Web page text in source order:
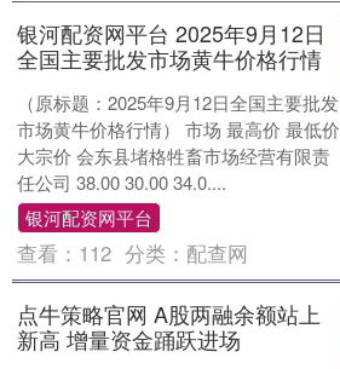
银河配资网平台 2025年9月12日
全国主要批发市场黄牛价格行情
（原标题：2025年9月12日全国主要批发
市场黄牛价格行情） 市场 最高价 最低价
大宗价 会东县堵格牲畜市场经营有限责
任公司 38.00 30.00 34.0....
银河配资网平台
查看： 112 分类： 配查网
点牛策略官网 A股两融余额站上
新高 增量资金踊跃进场